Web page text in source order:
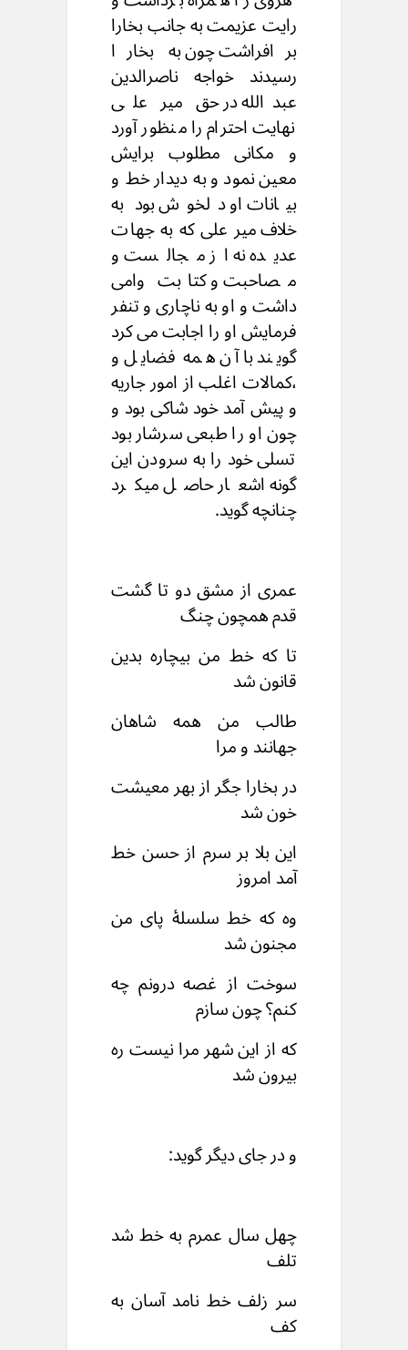
رایت عزیمت به جانب بخارا
برافراشت چون به بخارا
رسیدند خواجه ناصرالدین
عبدالله در حق میر علی
نهایت احترام را منظور آورد
و مکانی مطلوب برایش
معین نمود و به دیدار خط و
بیانات او دلخوش بود به
خلاف میر علی که به جهات
عدیده نه از مجالست و
مصاحبت و کتابت وامی
داشت و او به ناچاری و تنفر
فرمایش او را اجابت می کرد
گویند با آن همه فضایل و
،کمالات اغلب از امور جاریه
و پیش آمد خود شاکی بود و
چون او را طبعی سرشار بود
تسلی خود را به سرودن این
گونه اشعار حاصل میکرد
چنانچه گوید.
عمری از مشق دو تا گشت
قدم همچون چنگ
تا که خط من بیچاره بدین
قانون شد
طالب من همه شاهان
جهانند و مرا
در بخارا جگر از بهر معیشت
خون شد
این بلا بر سرم از حسن خط
آمد امروز
وه که خط سلسلهٔ پای من
مجنون شد
سوخت از غصه درونم چه
کنم؟ چون سازم
که از این شهر مرا نیست ره
بیرون شد
و در جای دیگر گوید:
چهل سال عمرم به خط شد
تلف
سر زلف خط نامد آسان به
کف